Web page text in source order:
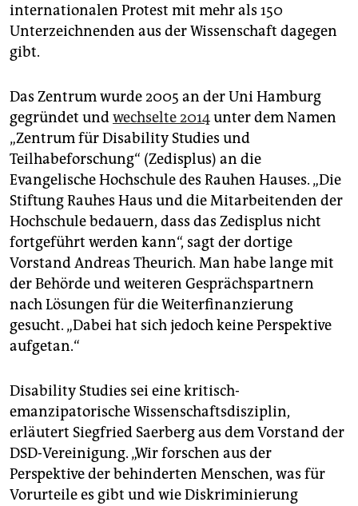
internationalen Protest mit mehr als 150
Unterzeichnenden aus der Wissenschaft dagegen
gibt.
Das Zentrum wurde 2005 an der Uni Hamburg
gegründet undwechselte 2014unter dem Namen
„Zentrum für Disability Studies und
Teilhabeforschung“ (Zedisplus) an die
Evangelische Hochschule des Rauhen Hauses. „Die
Stiftung Rauhes Haus und die Mitarbeitenden der
Hochschule bedauern, dass das ­Zedisplus nicht
fortgeführt werden kann“, sagt der dortige
Vorstand Andreas Theurich. Man habe lange mit
der Behörde und weiteren Gesprächspartnern
nach Lösungen für die Weiterfinanzierung
gesucht. „Dabei hat sich jedoch keine Perspektive
aufgetan.“
Disability Studies sei eine kritisch-
emanzipatorische Wissenschaftsdisziplin,
erläutert Siegfried Saerberg aus dem Vorstand der
DSD-Vereinigung. „Wir forschen aus der
Perspektive der behinderten Menschen, was für
Vorurteile es gibt und wie Diskriminierung